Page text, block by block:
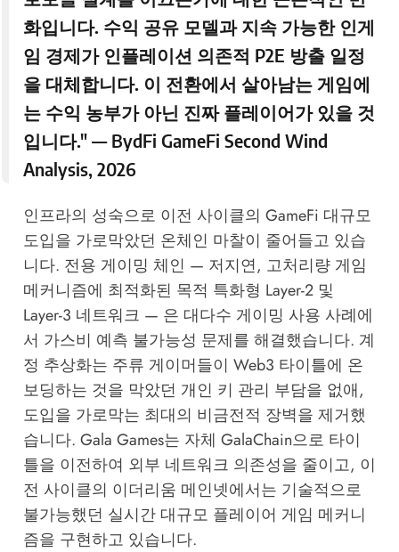
화입니다. 수익 공유 모델과 지속 가능한 인게
임 경제가 인플레이션 의존적 P2E 방출 일정
을 대체합니다. 이 전환에서 살아남는 게임에
는 수익 농부가 아닌 진짜 플레이어가 있을 것
입니다." — BydFi GameFi Second Wind
Analysis, 2026
인프라의 성숙으로 이전 사이클의 GameFi 대규모
도입을 가로막았던 온체인 마찰이 줄어들고 있습
니다. 전용 게이밍 체인 — 저지연, 고처리량 게임
메커니즘에 최적화된 목적 특화형 Layer-2 및
Layer-3 네트워크 — 은 대다수 게이밍 사용 사례에
서 가스비 예측 불가능성 문제를 해결했습니다. 계
정 추상화는 주류 게이머들이 Web3 타이틀에 온
보딩하는 것을 막았던 개인 키 관리 부담을 없애,
도입을 가로막는 최대의 비금전적 장벽을 제거했
습니다. Gala Games는 자체 GalaChain으로 타이
틀을 이전하여 외부 네트워크 의존성을 줄이고, 이
전 사이클의 이더리움 메인넷에서는 기술적으로
불가능했던 실시간 대규모 플레이어 게임 메커니
즘을 구현하고 있습니다.